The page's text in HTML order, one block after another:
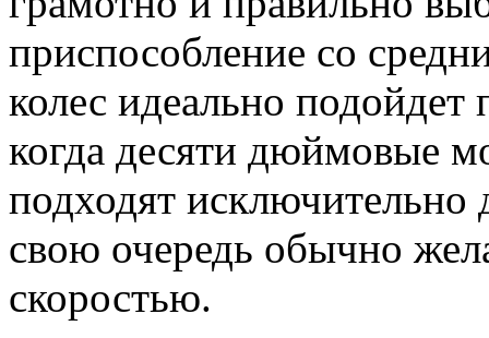
приспособление со
колес идеально подойдет
когда десяти дюймовые
подходят
свою очередь обычно
скоростью.